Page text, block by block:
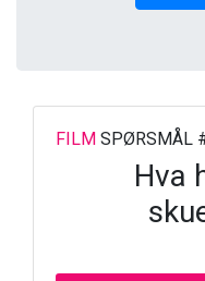
FILM SPØRSMÅL
Hva